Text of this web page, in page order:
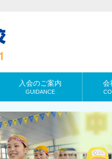
入会のご案内
GUIDANCE
会